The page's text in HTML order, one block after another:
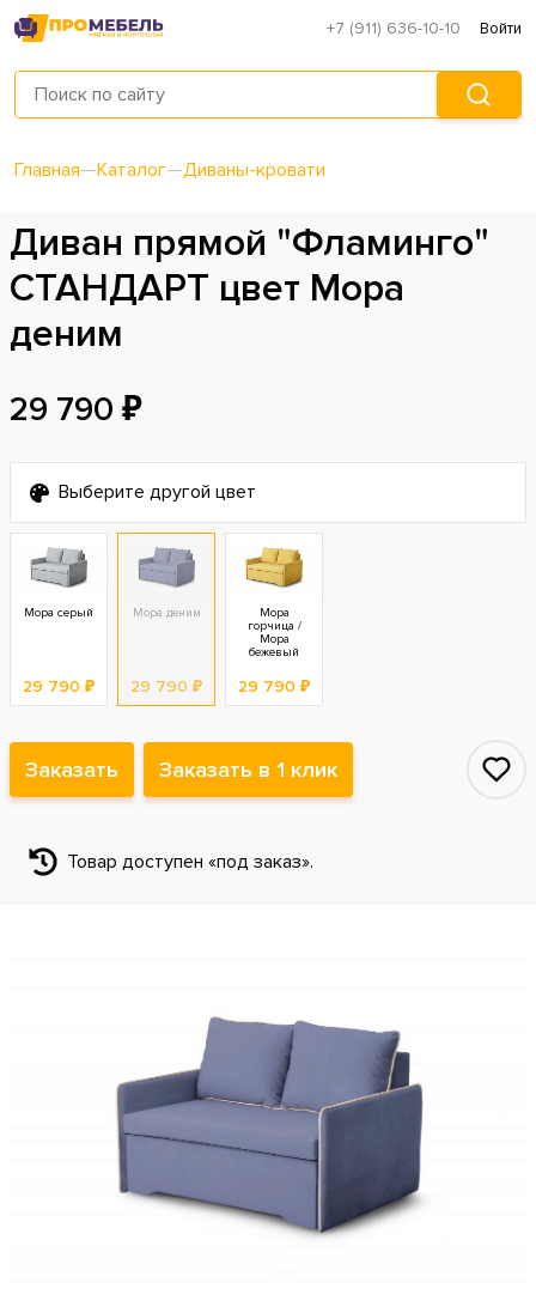
+7 (911) 636-10-10 Войти
Главная—Каталог—Диваны-кровати
Диван прямой "Фламинго"
СТАНДАРТ цвет Мора
деним
29 790 ₽
Выберите другой цвет
Мора серый
29 790 ₽
Мора деним
29 790 ₽
Мора
горчица /
Мора
бежевый
29 790 ₽
Заказать Заказать в 1 клик
Товар доступен «под заказ».